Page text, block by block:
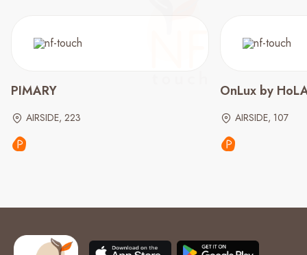
PIMARY
AIRSIDE, 223
OnLux by
AIRSIDE, 107